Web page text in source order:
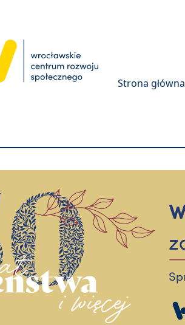
Strona główna